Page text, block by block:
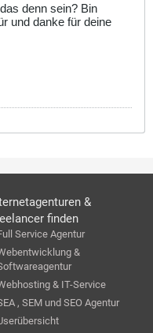
denn sein? Bin
und danke für deine
&
finden
Service Agentur
&
& IT-Service
, SEM und SEO Agentur